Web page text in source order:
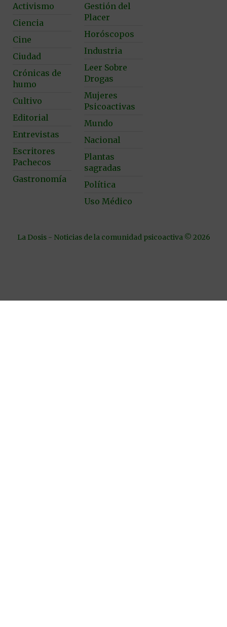
Activismo
Ciencia
Cine
Ciudad
Crónicas de
humo
Cultivo
Editorial
Entrevistas
Escritores
Pachecos
Gastronomía
Gestión del
Placer
Horóscopos
Industria
Leer Sobre
Drogas
Mujeres
Psicoactivas
Mundo
Nacional
Plantas
sagradas
Política
Uso Médico
La Dosis - Noticias de la comunidad psicoactiva © 2026